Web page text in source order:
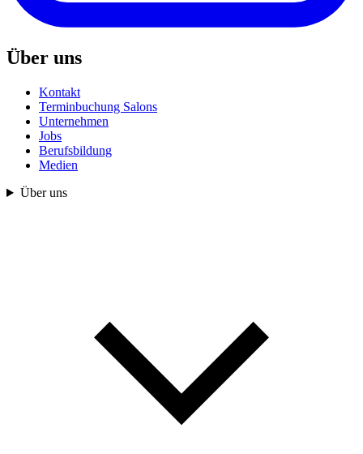
Über uns
Kontakt
Terminbuchung Salons
Unternehmen
Jobs
Berufsbildung
Medien
Über uns